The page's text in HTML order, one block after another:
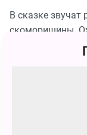
В сказке звучат
скоморишины.
дивные
будет и страха,